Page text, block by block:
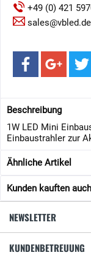
+49 (0) 421
Beschreibung
1W LED Mini
Einbaustrahler zur
Ähnliche Artikel
Kunden kauften auch
NEWSLETTER
KUNDENBETREUUNG